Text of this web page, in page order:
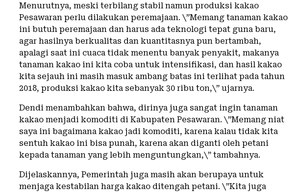
Menurutnya, meski terbilang stabil namun produksi kakao
Pesawaran perlu dilakukan peremajaan. \”Memang tanaman kakao
ini butuh peremajaan dan harus ada teknologi tepat guna baru,
agar hasilnya berkualitas dan kuantitasnya pun bertambah,
apalagi saat ini cuaca tidak menentu banyak penyakit, makanya
tanaman kakao ini kita coba untuk intensifikasi, dan hasil kakao
kita sejauh ini masih masuk ambang batas ini terlihat pada tahun
2018, produksi kakao kita sebanyak 30 ribu ton,\” ujarnya.
Dendi menambahkan bahwa, dirinya juga sangat ingin tanaman
kakao menjadi komoditi di Kabupaten Pesawaran. \”Memang niat
saya ini bagaimana kakao jadi komoditi, karena kalau tidak kita
sentuh kakao ini bisa punah, karena akan diganti oleh petani
kepada tanaman yang lebih menguntungkan,\” tambahnya.
Dijelaskannya, Pemerintah juga masih akan berupaya untuk
menjaga kestabilan harga kakao ditengah petani. \”Kita juga